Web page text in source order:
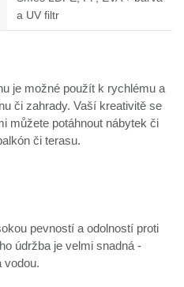
a UV filtr
je možné použít k rychlému a
či zahrady. Vaší kreativitě se
můžete potáhnout nábytek či
či terasu.
pevností a odolností proti
údržba je velmi snadná -
vodou.